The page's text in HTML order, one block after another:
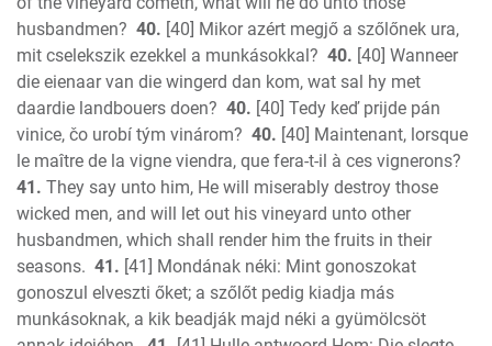
husbandmen? 40. [40] Mikor azért megjő a szőlőnek ura,
mit cselekszik ezekkel a munkásokkal? 40. [40] Wanneer
die eienaar van die wingerd dan kom, wat sal hy met
daardie landbouers doen? 40. [40] Tedy keď prijde pán
vinice, čo urobí tým vinárom? 40. [40] Maintenant, lorsque
le maître de la vigne viendra, que fera-t-il à ces vignerons?
41. They say unto him, He will miserably destroy those
wicked men, and will let out his vineyard unto other
husbandmen, which shall render him the fruits in their
seasons. 41. [41] Mondának néki: Mint gonoszokat
gonoszul elveszti őket; a szőlőt pedig kiadja más
munkásoknak, a kik beadják majd néki a gyümölcsöt